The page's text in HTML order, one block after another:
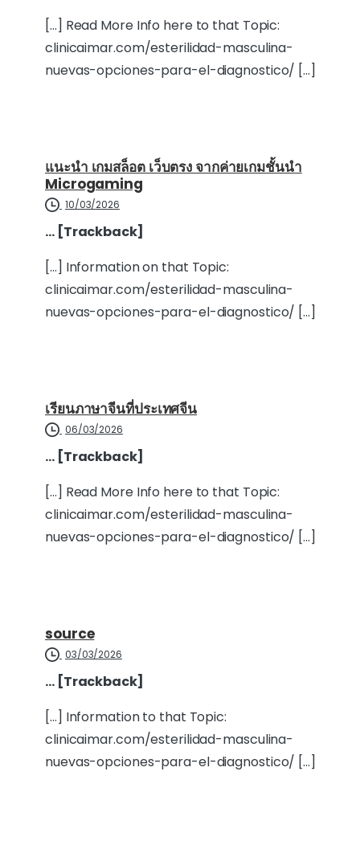
[…] Read More Info here to that Topic:
clinicaimar.com/esterilidad-masculina-
nuevas-opciones-para-el-diagnostico/ […]
แนะนำ เกมสล็อต เว็บตรง จากค่ายเกมชั้นนำ
Microgaming
10/03/2026
… [Trackback]
[…] Information on that Topic:
clinicaimar.com/esterilidad-masculina-
nuevas-opciones-para-el-diagnostico/ […]
เรียนภาษาจีนที่ประเทศจีน
06/03/2026
… [Trackback]
[…] Read More Info here to that Topic:
clinicaimar.com/esterilidad-masculina-
nuevas-opciones-para-el-diagnostico/ […]
source
03/03/2026
… [Trackback]
[…] Information to that Topic:
clinicaimar.com/esterilidad-masculina-
nuevas-opciones-para-el-diagnostico/ […]